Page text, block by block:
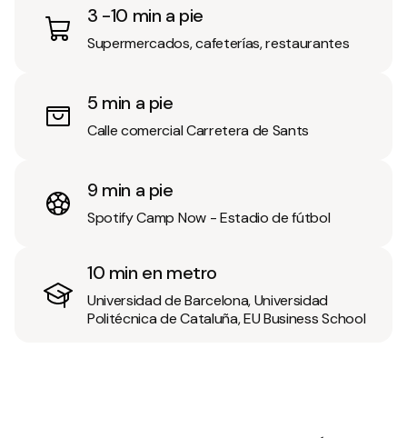
3 -10 min a pie
Supermercados, cafeterías, restaurantes
5 min a pie
Calle comercial Carretera de Sants
9 min a pie
Spotify Camp Now - Estadio de fútbol
10 min en metro
Universidad de Barcelona, ​​Universidad
Politécnica de Cataluña, EU Business School